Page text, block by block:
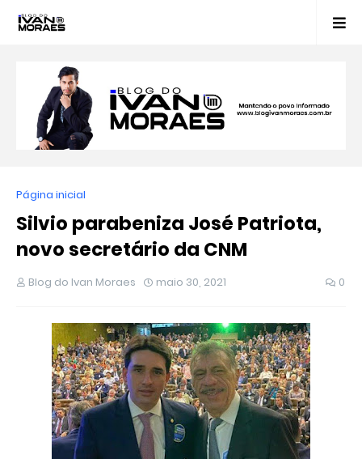
Página inicial
Silvio parabeniza José Patriota,
novo secretário da CNM
Blog do Ivan Moraes maio 30, 2021 0